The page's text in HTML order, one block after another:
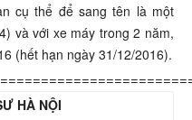
cụ thể để sang tên là một
và với xe máy trong 2 năm,
(hết hạn ngày 31/12/2016).
HÀ NỘI